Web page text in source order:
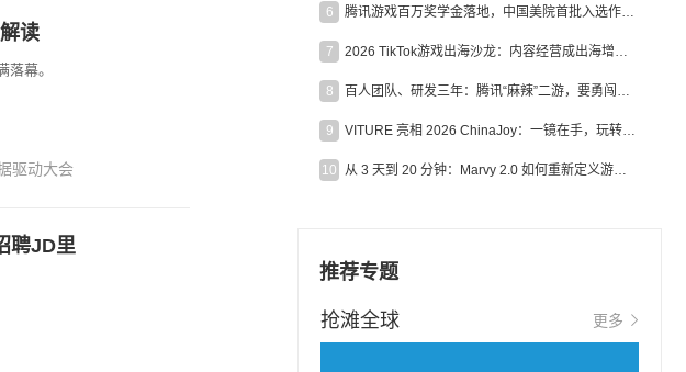
读
幕。
驱动大会
聘JD里
6 腾讯游戏百万奖学金落地，中国美院首批入选作品获业内关注
7 2026 TikTok游戏出海沙龙：内容经营成出海增长新引擎
8 百人团队、研发三年：腾讯“麻辣”二游，要勇闯男性恋爱市场
9 VITURE 亮相 2026 ChinaJoy：一镜在手，玩转全场！
10 从 3 天到 20 分钟：Marvy 2.0 如何重新定义游戏出海营销效率？
推荐专题
抢滩全球 更多